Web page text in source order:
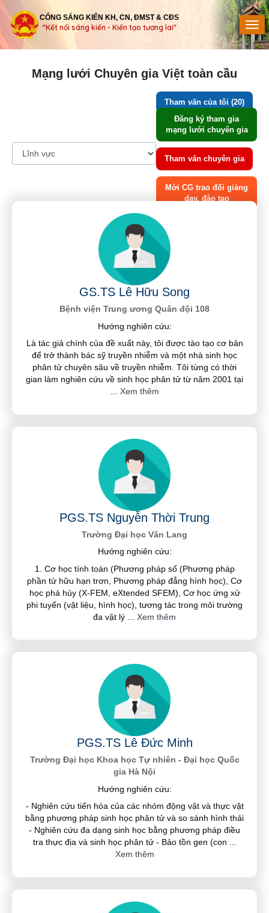
CỔNG SÁNG KIẾN KH, CN, ĐMST & CĐS
“Kết nối sáng kiến - Kiến tạo tương lai”
Mạng lưới Chuyên gia Việt toàn cầu
Tham vấn của tôi (20)
Đăng ký tham gia
mạng lưới chuyên gia
Tham vấn chuyên gia
Mời CG trao đổi giảng
dạy, đào tạo
GS.TS Lê Hữu Song
Bệnh viện Trung ương Quân đội 108
Hướng nghiên cứu:
Là tác giả chính của đề xuất này, tôi được tào tạo cơ bản
để trở thành bác sỹ truyền nhiễm và một nhà sinh học
phân tử chuyên sâu về truyền nhiễm. Tôi từng có thời
gian làm nghiên cứu về sinh học phân tử từ năm 2001 tại
Xem thêm
PGS.TS Nguyễn Thời Trung
Trường Đại học Văn Lang
Hướng nghiên cứu:
1. Cơ học tính toán (Phương pháp số (Phương pháp
phần tử hữu hạn trơn, Phương pháp đẳng hình học), Cơ
học phá hủy (X-FEM, eXtended SFEM), Cơ học ứng xử
phi tuyến (vật liệu, hình học), tương tác trong môi trường
đa vật lý
Xem thêm
PGS.TS Lê Đức Minh
Trường Đại học Khoa học Tự nhiên - Đại học Quốc
gia Hà Nội
Hướng nghiên cứu:
- Nghiên cứu tiến hóa của các nhóm động vật và thực vật
bằng phương pháp sinh học phân tử và so sánh hình thái
- Nghiên cứu đa dạng sinh học bằng phương pháp điều
tra thực địa và sinh học phân tử - Bảo tồn gen (con
Xem thêm